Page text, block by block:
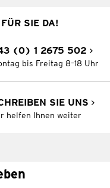
SIE DA!
(0) 1 2675 502
bis Freitag 8–18 Uhr
SIE UNS
helfen Ihnen weiter